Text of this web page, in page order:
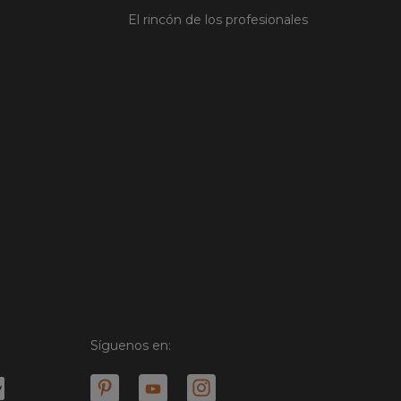
El rincón de los profesionales
Síguenos en: